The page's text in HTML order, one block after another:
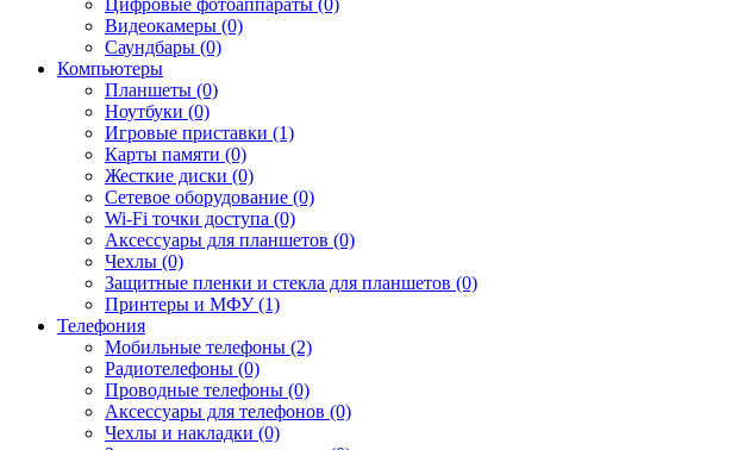
Видеокамеры (0)
Саундбары (0)
Компьютеры
Планшеты (0)
Ноутбуки (0)
Игровые приставки (1)
Карты памяти (0)
Жесткие диски (0)
Сетевое оборудование (0)
Wi-Fi точки доступа (0)
Аксессуары для планшетов (0)
Чехлы (0)
Защитные пленки и стекла для планшетов (0)
Принтеры и МФУ (1)
Телефония
Мобильные телефоны (2)
Радиотелефоны (0)
Проводные телефоны (0)
Аксессуары для телефонов (0)
Чехлы и накладки (0)